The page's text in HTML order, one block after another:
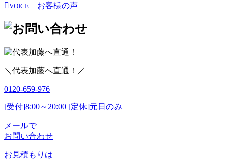
VOICE お客様の声
＼代表加藤へ直通！／
0120-659-976
[受付]8:00～20:00 [定休]元日のみ
メールで
お問い合わせ
お見積もりは